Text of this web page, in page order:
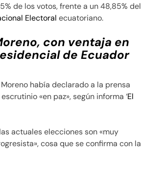
de los votos, frente a un 48,85% del
Electoral ecuatoriano.
con ventaja en
de Ecuador
había declarado a la prensa
«en paz», según informa ‘El
actuales elecciones son «muy
cosa que se confirma con la